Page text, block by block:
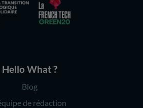
Hello What ?
Blog
de rédaction